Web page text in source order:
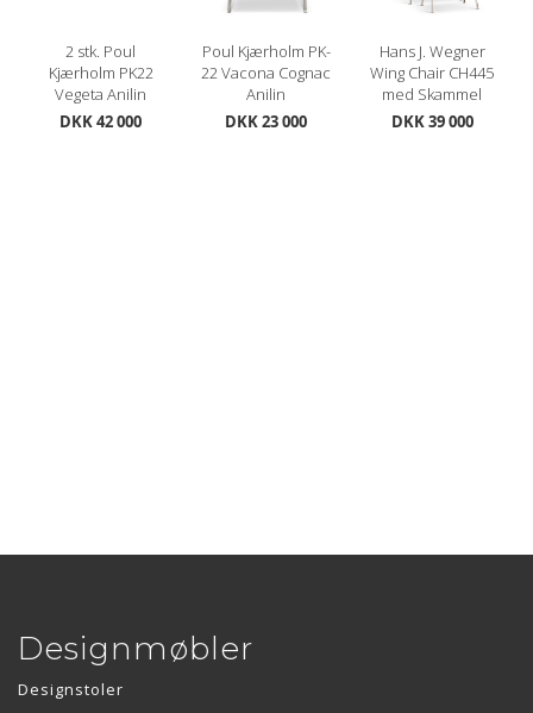
2 stk. Poul
Kjærholm PK22
Vegeta Anilin
DKK 42 000
Poul Kjærholm PK-
22 Vacona Cognac
Anilin
DKK 23 000
Hans J. Wegner
Wing Chair CH445
med Skammel
DKK 39 000
Designmøbler
Designstoler